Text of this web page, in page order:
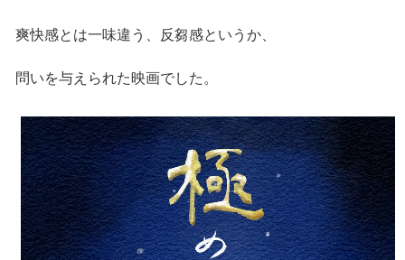
爽快感とは一味違う、反芻感というか、
問いを与えられた映画でした。